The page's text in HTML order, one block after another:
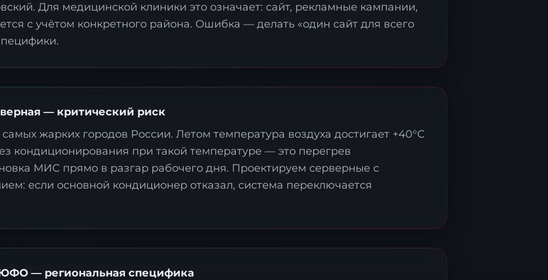
Для медицинской клиники это означает: сайт, рекламные кампании,
с учётом конкретного района. Ошибка — делать «один сайт для всего
— критический риск
жарких городов России. Летом температура воздуха достигает +40°C
кондиционирования при такой температуре — это перегрев
МИС прямо в разгар рабочего дня. Проектируем серверные с
если основной кондиционер отказал, система переключается
— региональная специфика
Заявка на стратегию
цифровизации
Оставьте контакты, и наш эксперт свяжется с вами
трансформации.